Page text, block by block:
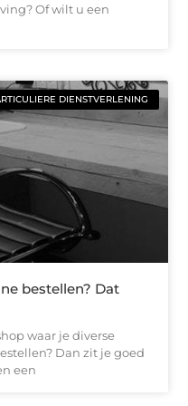
Of wilt u een
DIENSTVERLENING
bestellen? Dat
waar je diverse
Dan zit je goed
een